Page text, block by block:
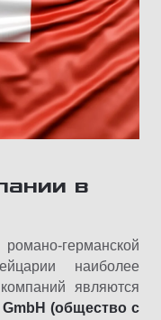
в
германской
наиболее
являются
GmbH (общество с